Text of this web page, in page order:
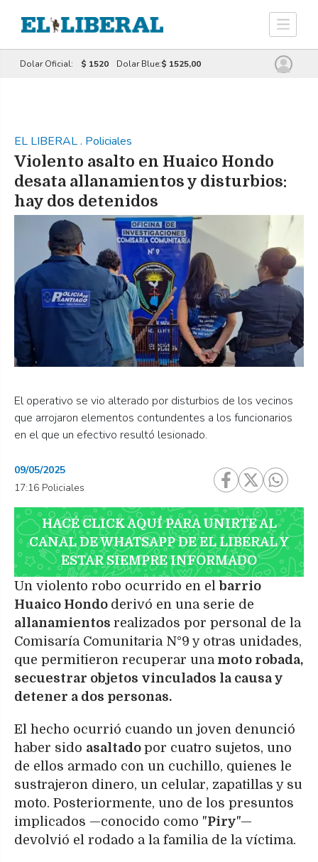
Dolar Oficial: $ 1520 Dolar Blue:$ 1525,00
EL LIBERAL. Policiales
Violento asalto en Huaico Hondo
desata allanamientos y disturbios:
hay dos detenidos
El operativo se vio alterado por disturbios de los vecinos
que arrojaron elementos contundentes a los funcionarios
en el que un efectivo resultó lesionado.
09/05/2025
17:16 Policiales
HACÉ CLICK AQUÍ PARA UNIRTE AL
CANAL DE WHATSAPP DE EL LIBERAL Y
ESTAR SIEMPRE INFORMADO
Un violento robo ocurrido en el barrio
Huaico Hondo derivó en una serie de
allanamientos realizados por personal de la
Comisaría Comunitaria N°9 y otras unidades,
que permitieron recuperar unamoto robada,
secuestrar objetos vinculados la causa y
detener a dos personas.
El hecho ocurrió cuando un joven denunció
haber sido asaltado por cuatro sujetos, uno
de ellos armado con un cuchillo, quienes le
sustrajeron dinero, un celular, zapatillas y su
moto. Posteriormente, uno de los presuntos
implicados —conocido como "Piry"—
devolvió el rodado a la familia de la víctima.